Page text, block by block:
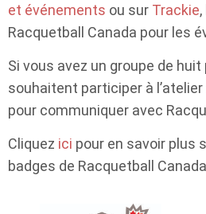
et événements ou sur Trackie
Racquetball Canada pour les
Si vous avez un groupe de
souhaitent participer à
pour communiquer avec
Cliquez ici pour en savoir plus
badges de Racquetball